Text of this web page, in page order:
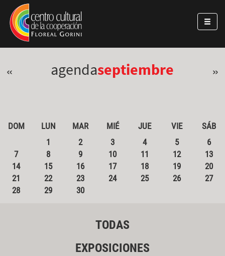
Pasar al contenido principal
Jump to main content
« agendaseptiembre »
DOM LUN MAR MIÉ JUE VIE
SÁB
1
2 3 4 5
6
7
8 9 10 11 12
13
14
15 16 17 18 19
20
21
22 23 24 25 26
27
28
29 30
TODAS
EXPOSICIONES